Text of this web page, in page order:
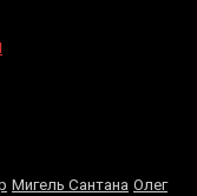
Мигель Сантана Олег